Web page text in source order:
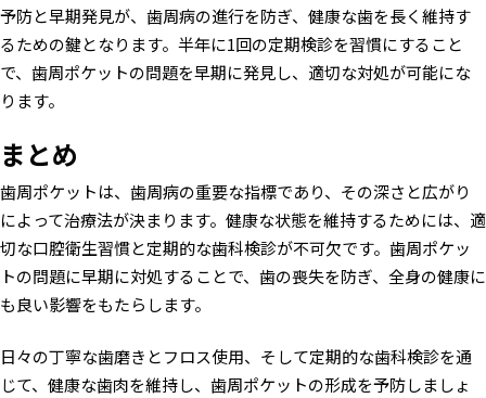
予防と早期発見が、歯周病の進行を防ぎ、健康な歯を長く維持す
るための鍵となります。半年に1回の定期検診を習慣にすること
で、歯周ポケットの問題を早期に発見し、適切な対処が可能にな
ります。
まとめ
歯周ポケットは、歯周病の重要な指標であり、その深さと広がり
によって治療法が決まります。健康な状態を維持するためには、適
切な口腔衛生習慣と定期的な歯科検診が不可欠です。歯周ポケッ
トの問題に早期に対処することで、歯の喪失を防ぎ、全身の健康に
も良い影響をもたらします。
日々の丁寧な歯磨きとフロス使用、そして定期的な歯科検診を通
じて、健康な歯肉を維持し、歯周ポケットの形成を予防しましょ